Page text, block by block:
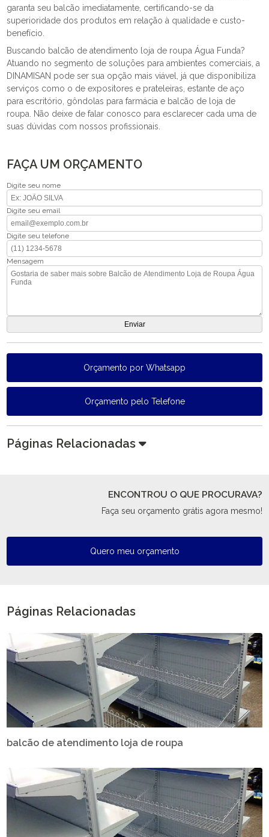
garanta seu balcão imediatamente, certificando-se da
superioridade dos produtos em relação à qualidade e custo-
benefício.
Buscando balcão de atendimento loja de roupa Água Funda?
Atuando no segmento de soluções para ambientes comerciais, a
DINAMISAN pode ser sua opção mais viável, já que disponibiliza
serviços como o de expositores e prateleiras, estante de aço
para escritório, gôndolas para farmácia e balcão de loja de
roupa. Não deixe de falar conosco para esclarecer cada uma de
suas dúvidas com nossos profissionais.
FAÇA UM ORÇAMENTO
Digite seu nome
Digite seu email
Digite seu telefone
Mensagem
Orçamento por Whatsapp
Orçamento pelo Telefone
Páginas Relacionadas
ENCONTROU O QUE PROCURAVA?
Faça seu orçamento grátis agora mesmo!
Quero meu orçamento
Páginas Relacionadas
balcão de atendimento loja de roupa